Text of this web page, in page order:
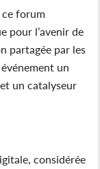
ce forum
pour l’avenir de
partagée par les
un
un catalyseur
considérée